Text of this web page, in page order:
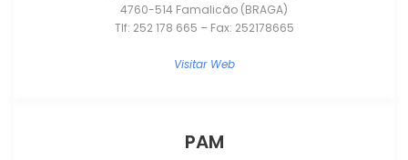
4760-514 Famalicão (BRAGA)
Tlf: 252 178 665 – Fax: 252178665
Visitar Web
PAM